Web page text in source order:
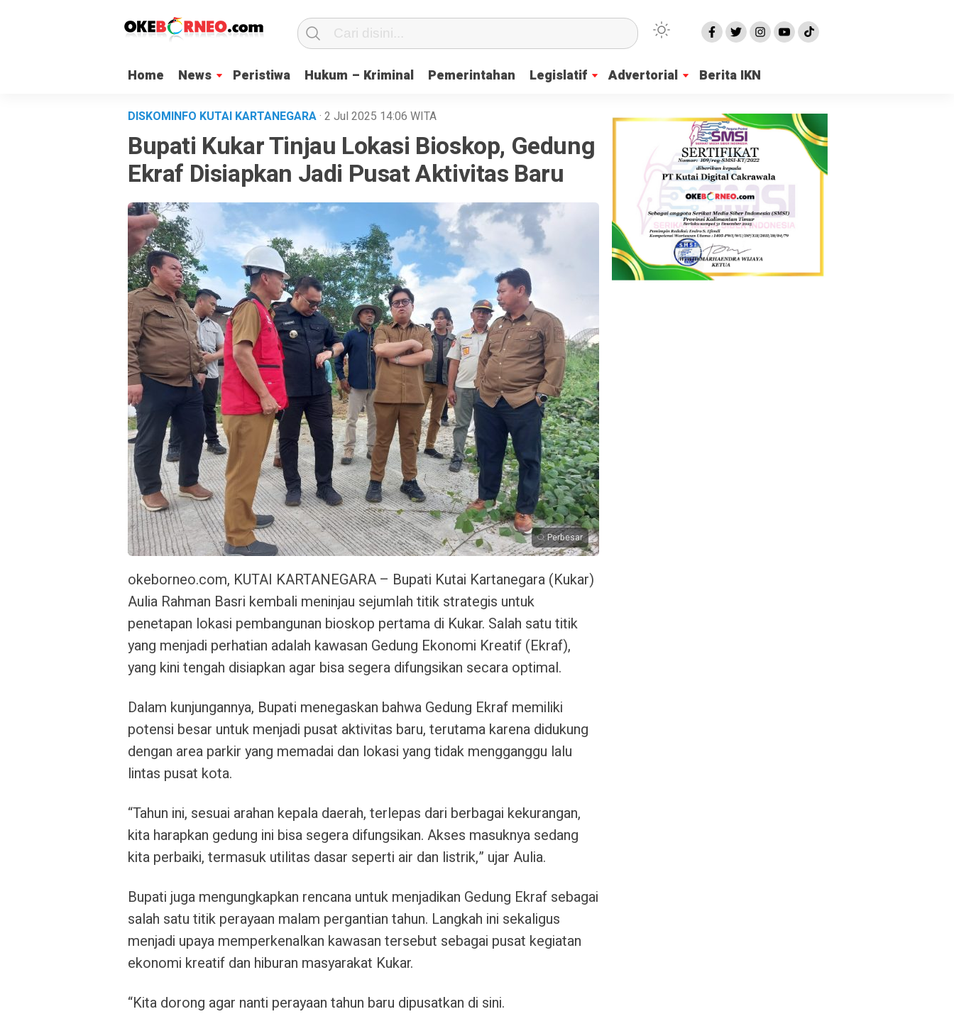
Home News Peristiwa Hukum – Kriminal Pemerintahan Legislatif Advertorial Berita IKN
DISKOMINFO KUTAI KARTANEGARA· 2 Jul 2025 14:06 WITA
Bupati Kukar Tinjau Lokasi Bioskop, Gedung
Ekraf Disiapkan Jadi Pusat Aktivitas Baru
Perbesar
okeborneo.com, KUTAI KARTANEGARA – Bupati Kutai Kartanegara (Kukar)
Aulia Rahman Basri kembali meninjau sejumlah titik strategis untuk
penetapan lokasi pembangunan bioskop pertama di Kukar. Salah satu titik
yang menjadi perhatian adalah kawasan Gedung Ekonomi Kreatif (Ekraf),
yang kini tengah disiapkan agar bisa segera difungsikan secara optimal.
Dalam kunjungannya, Bupati menegaskan bahwa Gedung Ekraf memiliki
potensi besar untuk menjadi pusat aktivitas baru, terutama karena didukung
dengan area parkir yang memadai dan lokasi yang tidak mengganggu lalu
lintas pusat kota.
“Tahun ini, sesuai arahan kepala daerah, terlepas dari berbagai kekurangan,
kita harapkan gedung ini bisa segera difungsikan. Akses masuknya sedang
kita perbaiki, termasuk utilitas dasar seperti air dan listrik,” ujar Aulia.
Bupati juga mengungkapkan rencana untuk menjadikan Gedung Ekraf sebagai
salah satu titik perayaan malam pergantian tahun. Langkah ini sekaligus
menjadi upaya memperkenalkan kawasan tersebut sebagai pusat kegiatan
ekonomi kreatif dan hiburan masyarakat Kukar.
“Kita dorong agar nanti perayaan tahun baru dipusatkan di sini.